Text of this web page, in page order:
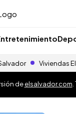
Viviendas
deelsalvador.com